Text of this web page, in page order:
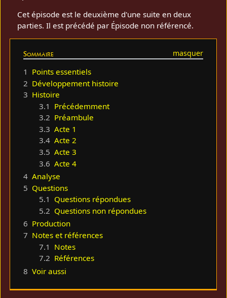
Cet épisode est le deuxième d'une suite en deux
parties. Il est précédé par Épisode non référencé.
Sommaire
1 Points essentiels
2 Développement histoire
3 Histoire
3.1 Précédemment
3.2 Préambule
3.3 Acte 1
3.4 Acte 2
3.5 Acte 3
3.6 Acte 4
4 Analyse
5 Questions
5.1 Questions répondues
5.2 Questions non répondues
6 Production
7 Notes et références
7.1 Notes
7.2 Références
8 Voir aussi